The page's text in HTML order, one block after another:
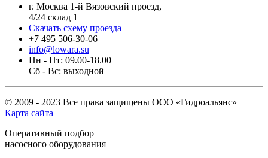
г. Москва 1-й Вязовский проезд,
4/24 склад 1
Скачать схему проезда
+7 495 506-30-06
info@lowara.su
Пн - Пт: 09.00-18.00
Сб - Вс: выходной
© 2009 - 2023 Все права защищены ООО «Гидроальянс» |
Карта сайта
Оперативный подбор
насосного оборудования